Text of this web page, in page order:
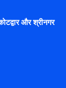
और श्रीनगर